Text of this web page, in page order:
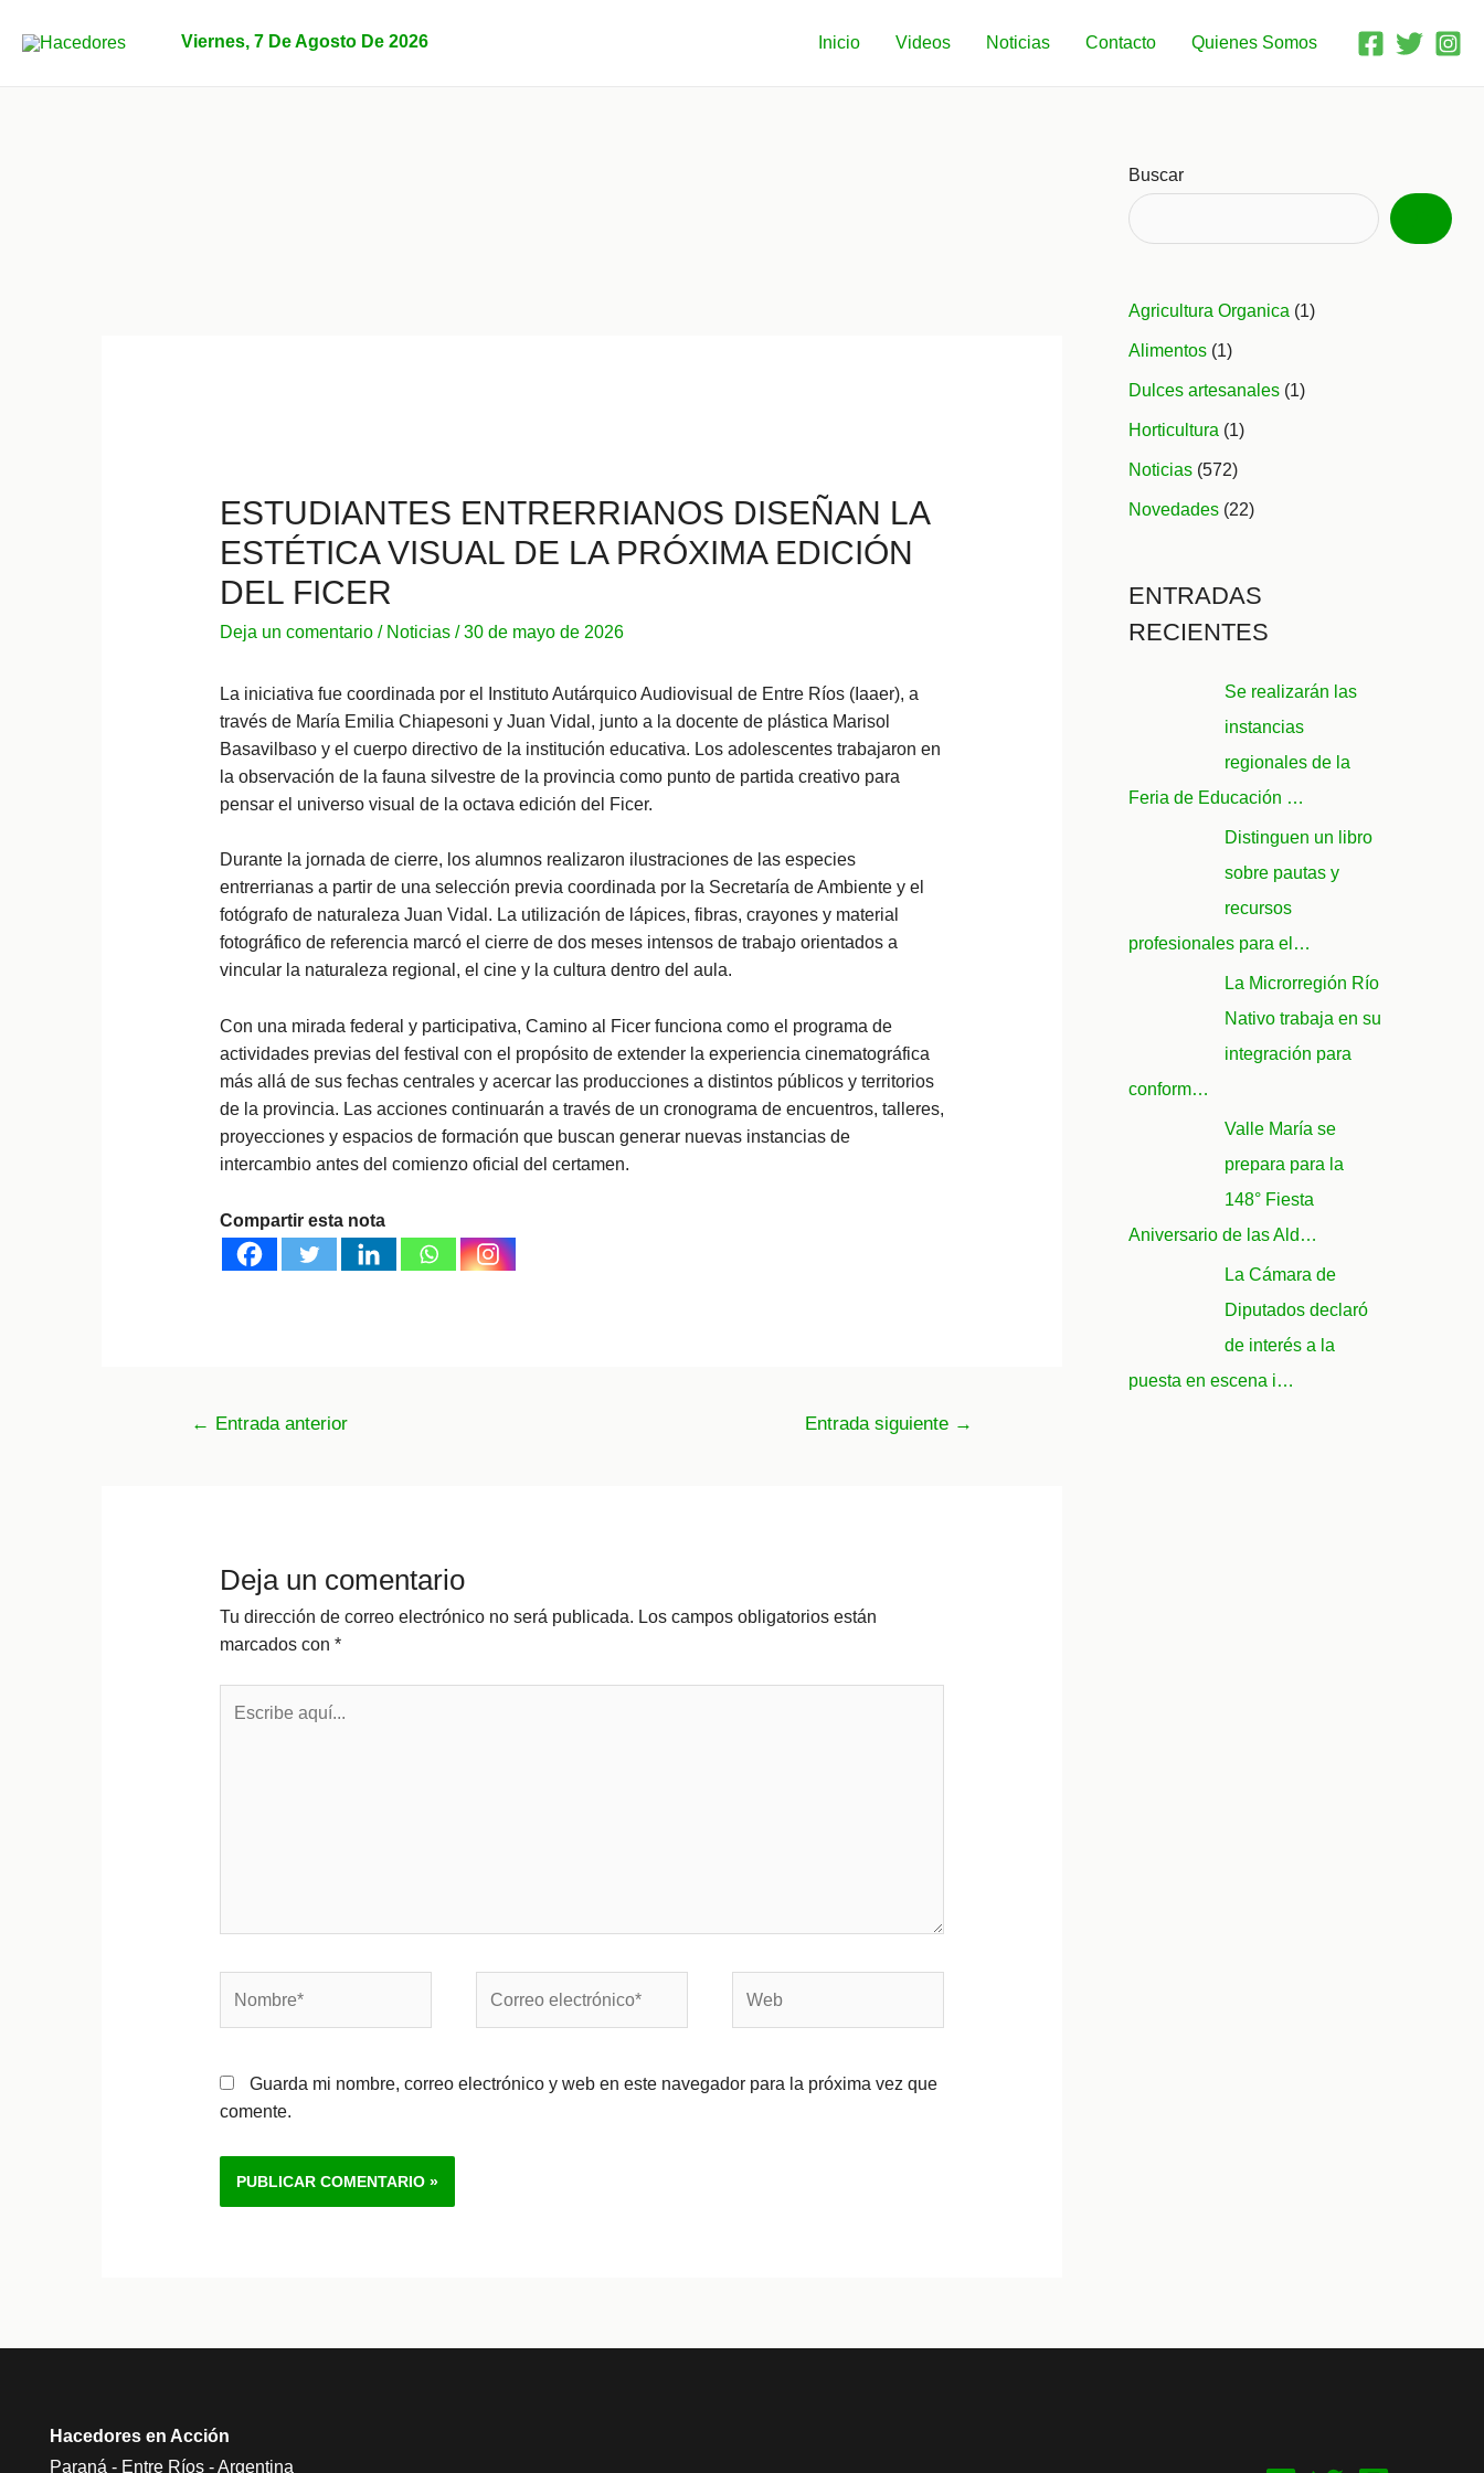
Viernes, 7 De Agosto De 2026 Inicio Videos Noticias Contacto Quienes Somos
ESTUDIANTES ENTRERRIANOS DISEÑAN LA
ESTÉTICA VISUAL DE LA PRÓXIMA EDICIÓN
DEL FICER
Deja un comentario / Noticias/30 de mayo de 2026
La iniciativa fue coordinada por el Instituto Autárquico Audiovisual de Entre Ríos (Iaaer), a
través de María Emilia Chiapesoni y Juan Vidal, junto a la docente de plástica Marisol
Basavilbaso y el cuerpo directivo de la institución educativa. Los adolescentes trabajaron en
la observación de la fauna silvestre de la provincia como punto de partida creativo para
pensar el universo visual de la octava edición del Ficer.
Durante la jornada de cierre, los alumnos realizaron ilustraciones de las especies
entrerrianas a partir de una selección previa coordinada por la Secretaría de Ambiente y el
fotógrafo de naturaleza Juan Vidal. La utilización de lápices, fibras, crayones y material
fotográfico de referencia marcó el cierre de dos meses intensos de trabajo orientados a
vincular la naturaleza regional, el cine y la cultura dentro del aula.
Con una mirada federal y participativa, Camino al Ficer funciona como el programa de
actividades previas del festival con el propósito de extender la experiencia cinematográfica
más allá de sus fechas centrales y acercar las producciones a distintos públicos y territorios
de la provincia. Las acciones continuarán a través de un cronograma de encuentros, talleres,
proyecciones y espacios de formación que buscan generar nuevas instancias de
intercambio antes del comienzo oficial del certamen.
Compartir esta nota
Navegación
← Entrada anterior Entrada siguiente →
Deja un comentario
Tu dirección de correo electrónico no será publicada. Los campos obligatorios están
marcados con *
aquí...
electrónico*
Guarda mi nombre, correo electrónico y web en este navegador para la próxima vez que
comente.
Buscar
Agricultura Organica (1)
Alimentos (1)
Dulces artesanales (1)
Horticultura (1)
Noticias (572)
Novedades (22)
ENTRADAS
RECIENTES
Se realizarán las
instancias
regionales de la
Feria de Educación …
Distinguen un libro
sobre pautas y
recursos
profesionales para el…
La Microrregión Río
Nativo trabaja en su
integración para
conform…
Valle María se
prepara para la
148° Fiesta
Aniversario de las Ald…
La Cámara de
Diputados declaró
de interés a la
puesta en escena i…
Hacedores en Acción
Paraná - Entre Ríos - Argentina